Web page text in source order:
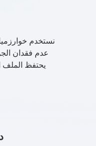
نستخدم
عدم فقدان
يحتفظ الملف